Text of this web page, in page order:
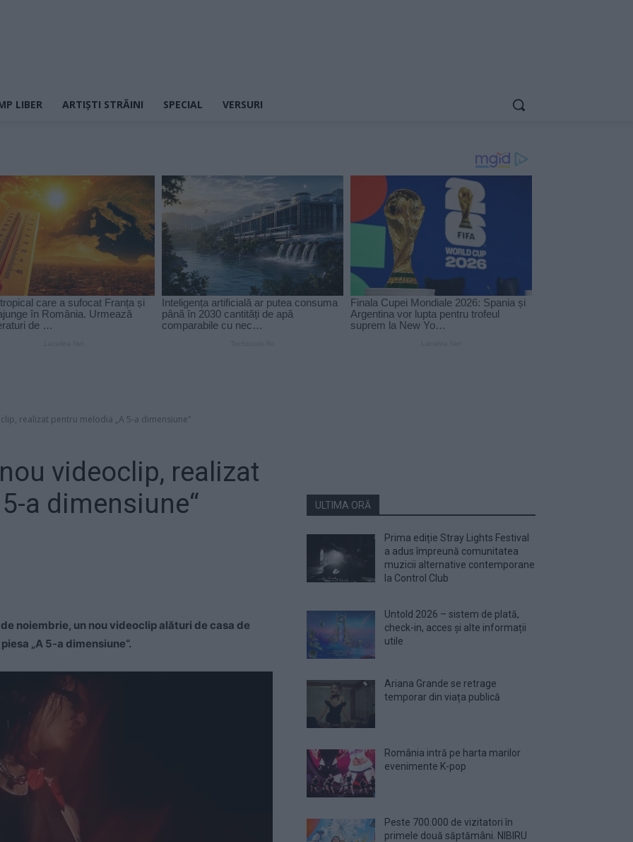
LIBER ARTIȘTI STRĂINI SPECIAL VERSURI
realizat pentru melodia „A 5-a dimensiune“
videoclip, realizat
a dimensiune“
noiembrie, un nou videoclip alături de casa de
„A 5-a dimensiune“.
ULTIMA ORĂ
Prima ediție Stray Lights Festival
a adus împreună comunitatea
muzicii alternative contemporane
la Control Club
Untold 2026 – sistem de plată,
check-in, acces și alte informații
utile
Ariana Grande se retrage
temporar din viața publică
România intră pe harta marilor
evenimente K-pop
Peste 700.000 de vizitatori în
primele două săptămâni. NIBIRU